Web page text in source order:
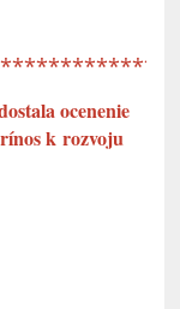
ocenenie
k rozvoju